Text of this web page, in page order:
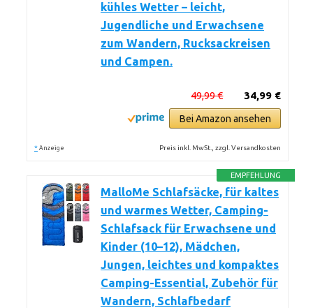
kühles Wetter – leicht,
Jugendliche und Erwachsene
zum Wandern, Rucksackreisen
und Campen.
34,99 €
49,99 €
Bei Amazon ansehen
* Anzeige Preis inkl. MwSt., zzgl. Versandkosten
EMPFEHLUNG
MalloMe Schlafsäcke, für kaltes
und warmes Wetter, Camping-
Schlafsack für Erwachsene und
Kinder (10–12), Mädchen,
Jungen, leichtes und kompaktes
Camping-Essential, Zubehör für
Wandern, Schlafbedarf